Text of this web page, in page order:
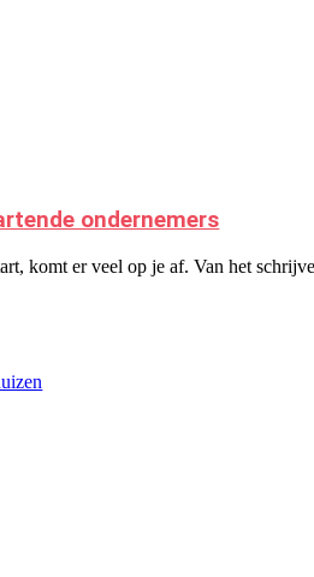
ondernemers
komt er veel op je af. Van het